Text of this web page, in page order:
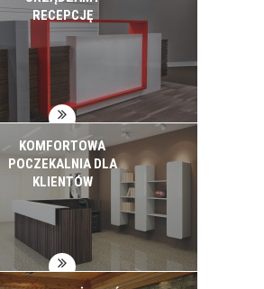
RECEPCJĘ
KOMFORTOWA
POCZEKALNIA DLA
KLIENTÓW